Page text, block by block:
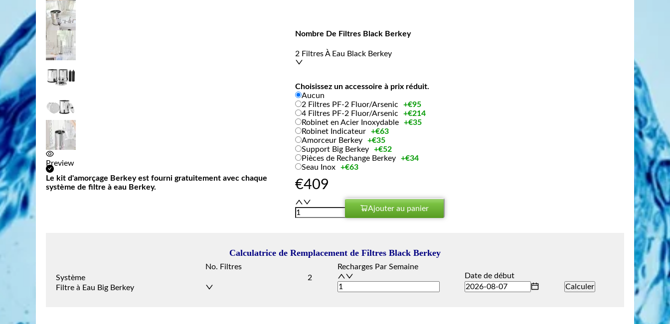
Preview
Preview
Preview
Preview
Preview
Preview
Le kit d'amorçage Berkey est fourni gratuitement avec chaque
système de filtre à eau Berkey.
Nombre De Filtres Black Berkey
2 Filtres À Eau Black Berkey
Choisissez un accessoire à prix réduit.
Aucun
2 Filtres PF-2 Fluor/Arsenic
+€95
4 Filtres PF-2 Fluor/Arsenic
+€214
Robinet en Acier Inoxydable
+€35
Robinet Indicateur
+€63
Amorceur Berkey
+€35
Support Big Berkey
+€52
Pièces de Rechange Berkey
+€34
Seau Inox
+€63
€409
Ajouter au panier
Calculatrice de Remplacement de Filtres Black Berkey
Système
Filtre à Eau Big Berkey
No. Filtres
2
Recharges Par Semaine
Date de début
Calculer